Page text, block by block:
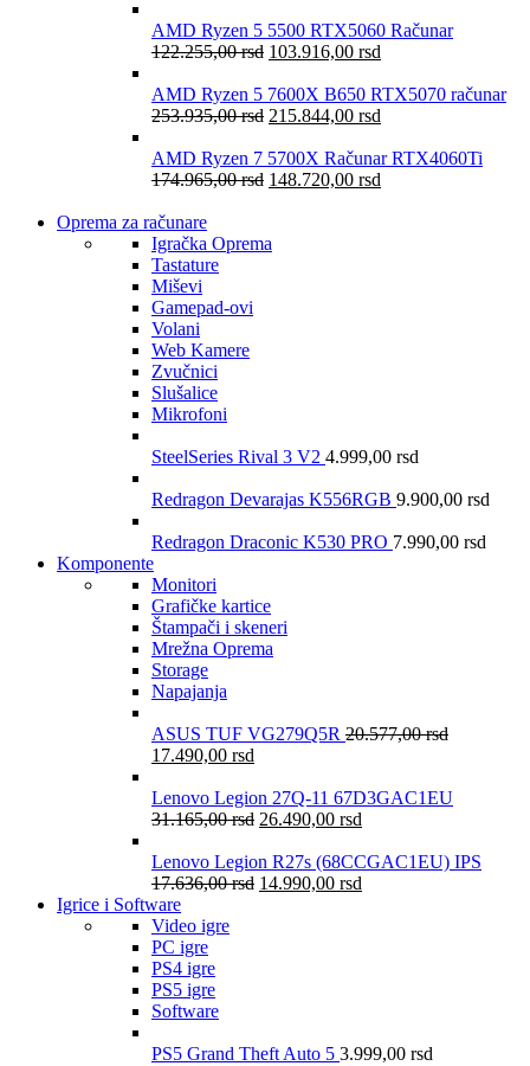
AMD Ryzen 5 5500 RTX5060 Računar
122.255,00rsd 103.916,00 rsd
AMD Ryzen 5 7600X B650 RTX5070 računar
253.935,00rsd 215.844,00 rsd
AMD Ryzen 7 5700X Računar RTX4060Ti
174.965,00rsd 148.720,00 rsd
Oprema za računare
Igračka Oprema
Tastature
Miševi
Gamepad-ovi
Volani
Web Kamere
Zvučnici
Slušalice
Mikrofoni
SteelSeries Rival 3 V2 4.999,00 rsd
Redragon Devarajas K556RGB 9.900,00 rsd
Redragon Draconic K530 PRO 7.990,00 rsd
Komponente
Monitori
Grafičke kartice
Štampači i skeneri
Mrežna Oprema
Storage
Napajanja
ASUS TUF VG279Q5R 20.577,00rsd
17.490,00 rsd
Lenovo Legion 27Q-11 67D3GAC1EU
31.165,00rsd 26.490,00 rsd
Lenovo Legion R27s (68CCGAC1EU) IPS
17.636,00rsd 14.990,00 rsd
Igrice i Software
Video igre
PC igre
PS4 igre
PS5 igre
Software
PS5 Grand Theft Auto 5 3.999,00 rsd